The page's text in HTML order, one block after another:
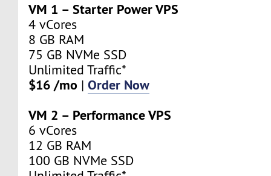
VM 1 – Starter Power VPS
4 vCores
8 GB RAM
75 GB NVMe SSD
Unlimited Traffic*
$16 /mo |Order Now
VM 2 – Performance VPS
6 vCores
12 GB RAM
100 GB NVMe SSD